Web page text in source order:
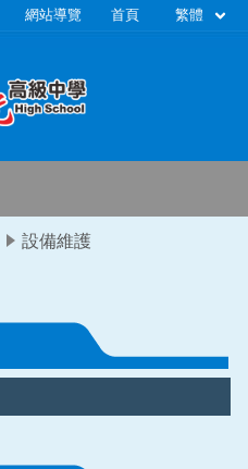
網站導覽 首頁 繁體
設備維護